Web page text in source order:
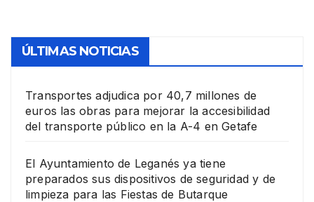
ÚLTIMAS NOTICIAS
Transportes adjudica por 40,7 millones de
euros las obras para mejorar la accesibilidad
del transporte público en la A-4 en Getafe
El Ayuntamiento de Leganés ya tiene
preparados sus dispositivos de seguridad y de
limpieza para las Fiestas de Butarque